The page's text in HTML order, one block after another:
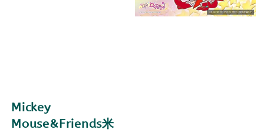
Mickey
Mouse&Friends米